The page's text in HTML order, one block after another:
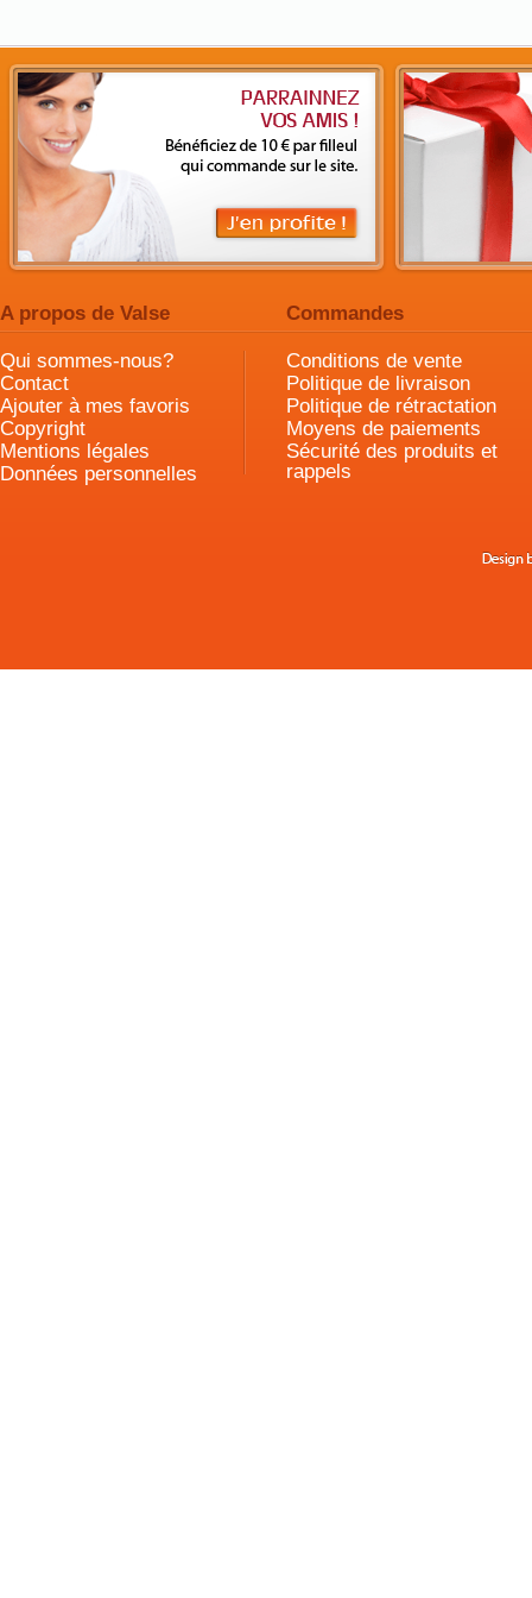
A propos de Valse Commandes
Qui sommes-nous?
Contact
Ajouter à mes favoris
Copyright
Mentions légales
Données personnelles
Conditions de vente
Politique de livraison
Politique de rétractation
Moyens de paiements
Sécurité des produits et
rappels